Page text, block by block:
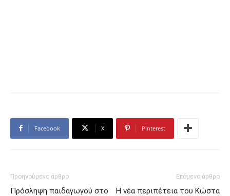
Facebook X Pinterest
Προηγούμενο άρθρο
Πρόσληψη παιδαγωγού στο
Επόμενο άρθρο
Η νέα περιπέτεια του Κώστα